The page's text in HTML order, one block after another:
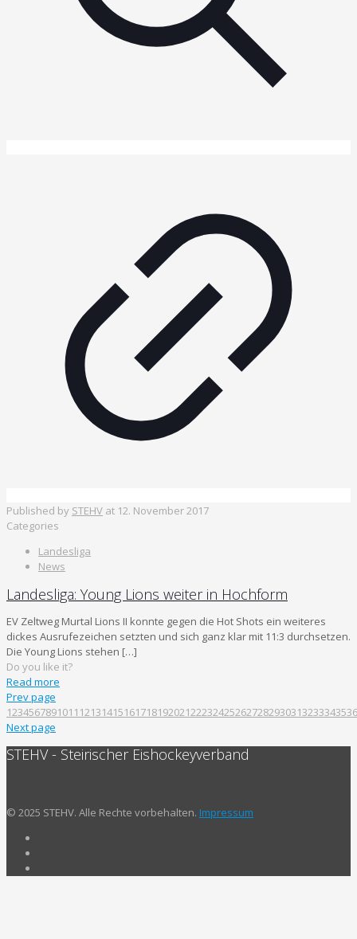
Published by STEHV at 12. November 2017
Categories
Landesliga
News
Landesliga: Young Lions weiter in Hochform
EV Zeltweg Murtal Lions II konnte gegen die Hot Shots ein weiteres
dickes Ausrufezeichen setzten und sich ganz klar mit 11:3 durchsetzen.
Die Young Lions stehen […]
Do you like it?
Read more
Prev page
1234567891011 12131415161718192021222324252627282930313233343536
Next page
STEHV - Steirischer Eishockeyverband
© 2025 STEHV. Alle Rechte vorbehalten. Impressum